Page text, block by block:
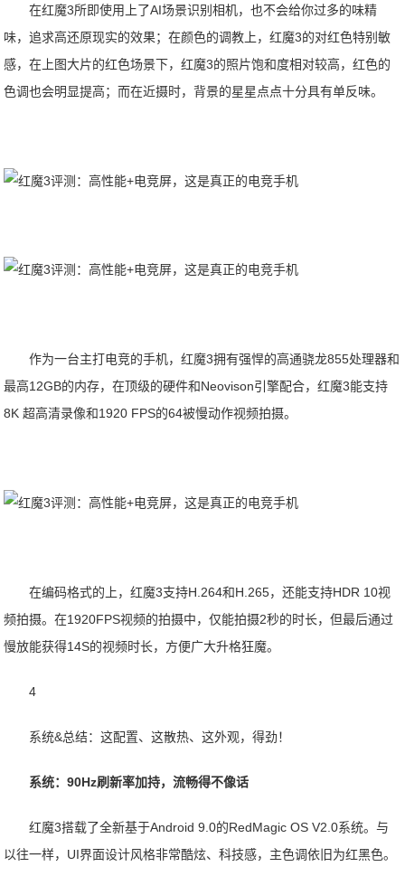
在红魔3所即使用上了AI场景识别相机，也不会给你过多的味精
味，追求高还原现实的效果；在颜色的调教上，红魔3的对红色特别敏
感，在上图大片的红色场景下，红魔3的照片饱和度相对较高，红色的
色调也会明显提高；而在近摄时，背景的星星点点十分具有单反味。
作为一台主打电竞的手机，红魔3拥有强悍的高通骁龙855处理器和
最高12GB的内存，在顶级的硬件和Neovison引擎配合，红魔3能支持
8K 超高清录像和1920 FPS的64被慢动作视频拍摄。
在编码格式的上，红魔3支持H.264和H.265，还能支持HDR 10视
频拍摄。在1920FPS视频的拍摄中，仅能拍摄2秒的时长，但最后通过
慢放能获得14S的视频时长，方便广大升格狂魔。
4
系统&总结：这配置、这散热、这外观，得劲！
系统：90Hz刷新率加持，流畅得不像话
红魔3搭载了全新基于Android 9.0的RedMagic OS V2.0系统。与
以往一样，UI界面设计风格非常酷炫、科技感，主色调依旧为红黑色。